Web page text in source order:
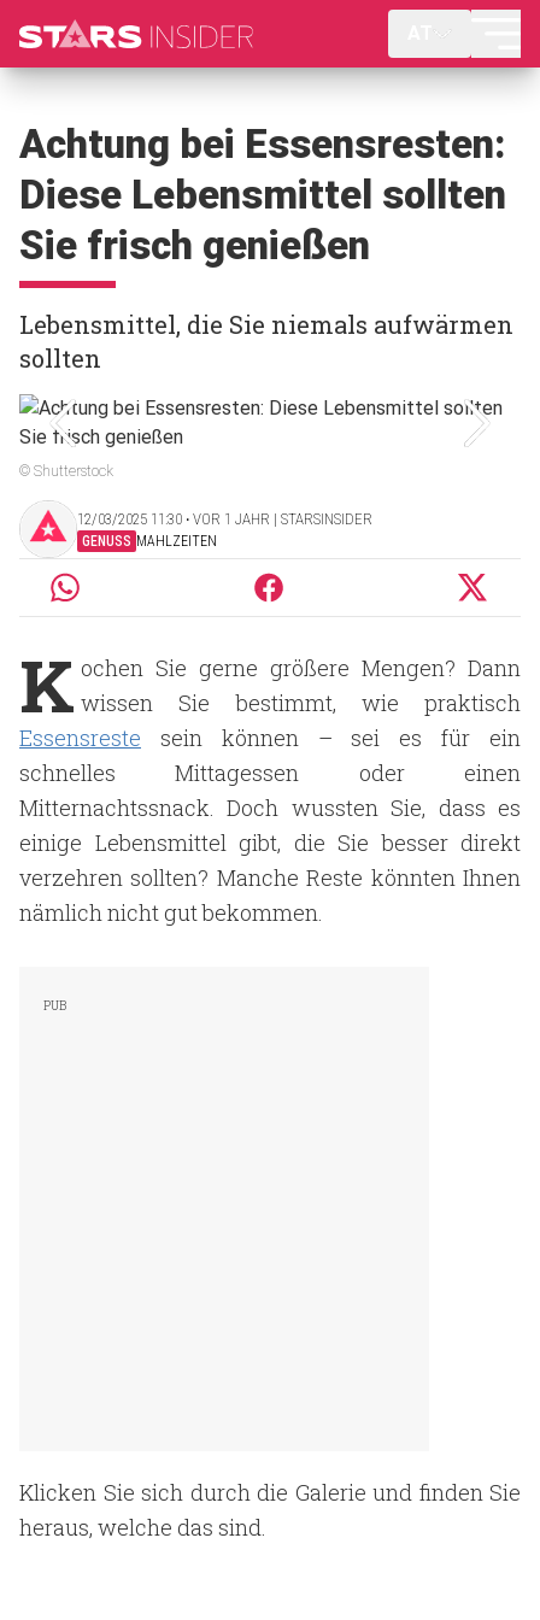
Achtung bei Essensresten:
Diese Lebensmittel sollten
Sie frisch genießen
Lebensmittel, die Sie niemals aufwärmen
sollten
© Shutterstock
12/03/2025 11:30 ‧ VOR 1 JAHR | STARSINSIDER
GENUSS MAHLZEITEN
K ochen Sie gerne größere Mengen? Dann
wissen Sie bestimmt, wie praktisch
Essensreste sein können – sei es für ein
schnelles Mittagessen oder einen
Mitternachtssnack. Doch wussten Sie, dass es
einige Lebensmittel gibt, die Sie besser direkt
verzehren sollten? Manche Reste könnten Ihnen
nämlich nicht gut bekommen.
Klicken Sie sich durch die Galerie und finden Sie
heraus, welche das sind.